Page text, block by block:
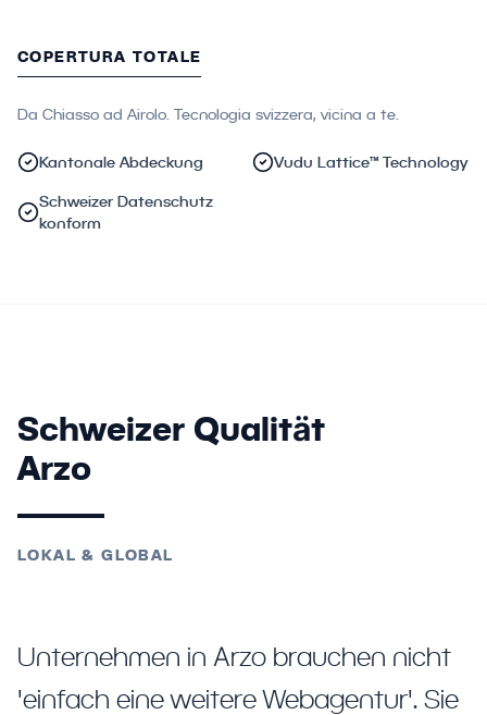
COPERTURA TOTALE
Da Chiasso ad Airolo. Tecnologia svizzera, vicina a te.
Kantonale Abdeckung Vudu Lattice™ Technology
Schweizer Datenschutz
konform
Schweizer Qualität
Arzo
LOKAL & GLOBAL
Unternehmen in Arzo brauchen nicht
'einfach eine weitere Webagentur'. Sie